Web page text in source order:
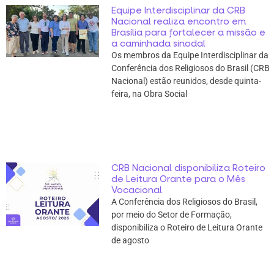
Equipe Interdisciplinar da CRB
Nacional realiza encontro em
Brasília para fortalecer a missão e
a caminhada sinodal
Os membros da Equipe Interdisciplinar da
Conferência dos Religiosos do Brasil (CRB
Nacional) estão reunidos, desde quinta-
feira, na Obra Social
CRB Nacional disponibiliza Roteiro
de Leitura Orante para o Mês
Vocacional
A Conferência dos Religiosos do Brasil,
por meio do Setor de Formação,
disponibiliza o Roteiro de Leitura Orante
de agosto